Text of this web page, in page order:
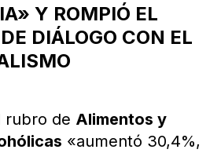
Y ROMPIÓ EL
DIÁLOGO CON EL
rubro de Alimentos y
«aumentó 30,4%,